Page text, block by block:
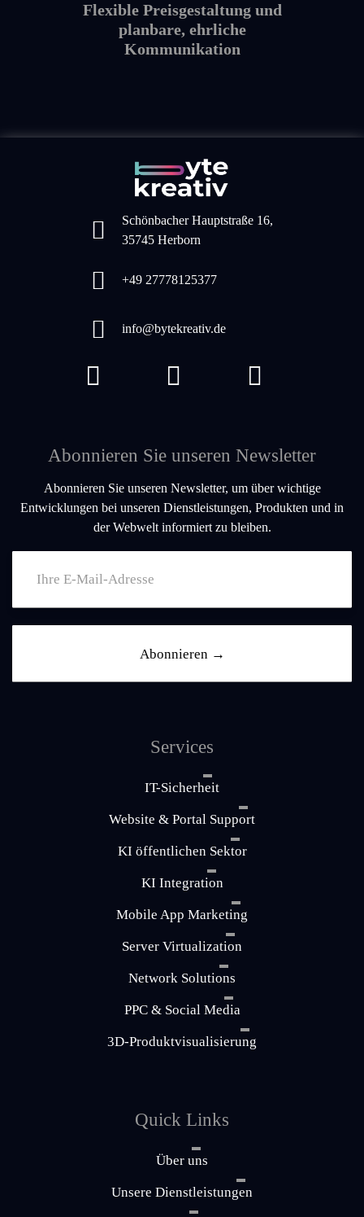
Flexible Preisgestaltung und
planbare, ehrliche
Kommunikation
Schönbacher Hauptstraße 16,
35745 Herborn
+49 27778125377
info@bytekreativ.de
Abonnieren Sie unseren Newsletter
Abonnieren Sie unseren Newsletter, um über wichtige
Entwicklungen bei unseren Dienstleistungen, Produkten und in
der Webwelt informiert zu bleiben.
Services
IT-Sicherheit
Website & Portal Support
KI öffentlichen Sektor
KI Integration
Mobile App Marketing
Server Virtualization
Network Solutions
PPC & Social Media
3D-Produktvisualisierung
Quick Links
Über uns
Unsere Dienstleistungen